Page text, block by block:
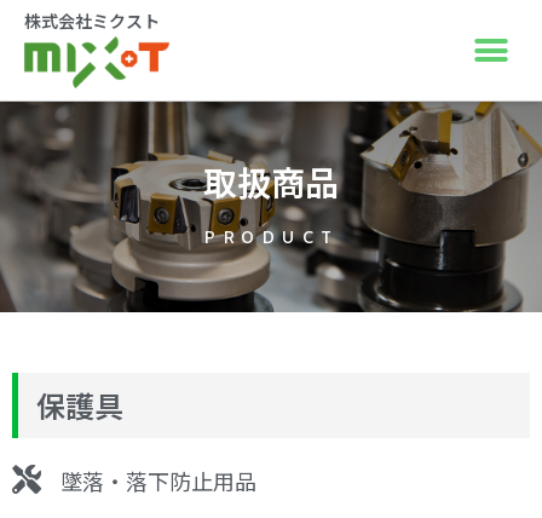
株式会社ミクスト
取扱商品
PRODUCT
保護具
墜落・落下防止用品